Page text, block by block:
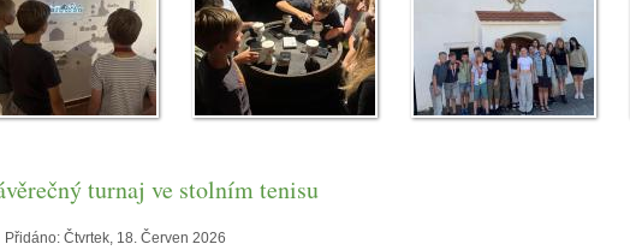
turnaj ve stolním tenisu
Přidáno: Čtvrtek, 18. Červen 2026